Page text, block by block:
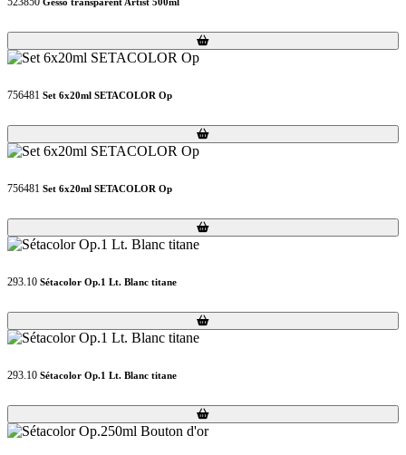
Loading...
Loading...
756481 Set 6x20ml SETACOLOR Op
Loading...
Loading...
756481 Set 6x20ml SETACOLOR Op
Loading...
Loading...
293.10 Sétacolor Op.1 Lt. Blanc titane
Loading...
Loading...
293.10 Sétacolor Op.1 Lt. Blanc titane
Loading...
Loading...